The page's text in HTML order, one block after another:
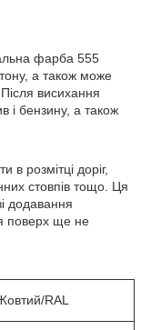
фарба 555
а також може
висихання
і бензину, а також
розмітці доріг,
стовпів тощо. Ця
додавання
поверх ще не
RAL